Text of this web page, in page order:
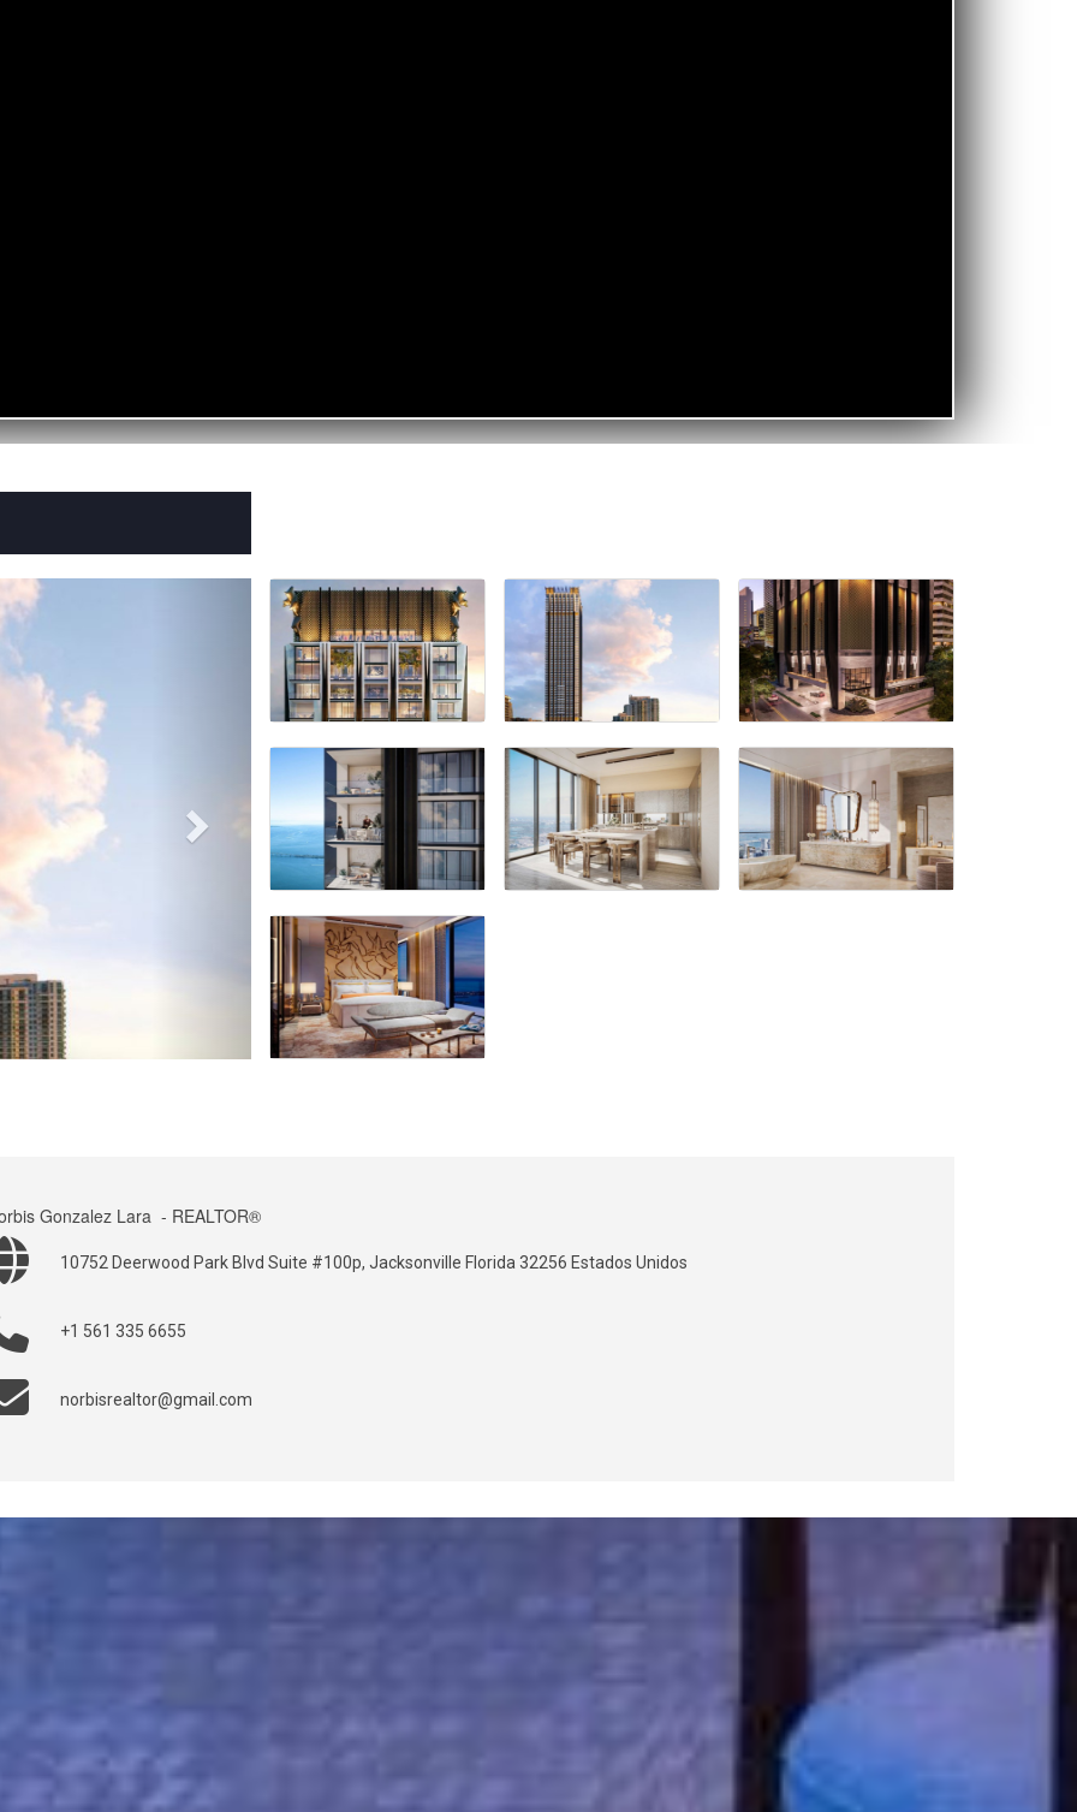
Gonzalez Lara - REALTOR®
10752 Deerwood Park Blvd Suite #100p, Jacksonville Florida 32256 Estados Unidos
+1 561 335 6655
norbisrealtor@gmail.com